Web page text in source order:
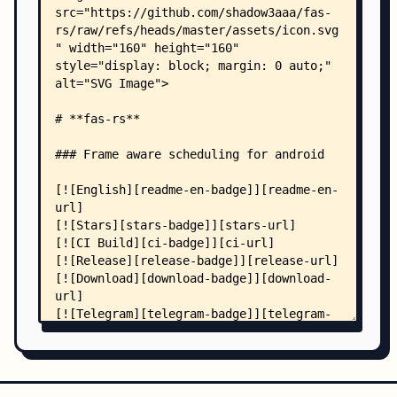
    │   ├── README_EN.md -> README_EN.md
    │   └── vtools/
    │       ├── gen_json.sh
    │       ├── init_vtools.sh
    │       └── powercfg.sh
    │   ├── file_handler.rs
    │   ├── misc.rs
    │   │   ├── cpu_info.rs
    │   │   ├── extra_policy.rs
    │   │   ├── mod.rs
    │   │   └── process_monitor.rs
    │   └── framework/
    │       ├── error.rs
    │       ├── mod.rs
    │       ├── pid_utils.rs
    │       ├── prelude.rs
    │       ├── config/
    │       │   ├── merge.rs